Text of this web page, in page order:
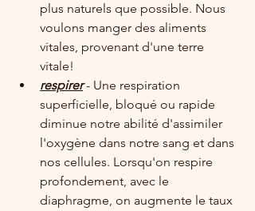
plus naturels que possible. Nous
voulons manger des aliments
vitales, provenant d'une terre
vitale!
respirer - Une respiration
superficielle, bloqué ou rapide
diminue notre abilité d'assimiler
l'oxygène dans notre sang et dans
nos cellules. Lorsqu'on respire
profondement, avec le
diaphragme, on augmente le taux